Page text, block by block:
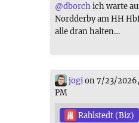
@dborchich warte
Nordderby am HH
alle dran halten…
jogi on 7/23/
PM
Rahlstedt (Biz)